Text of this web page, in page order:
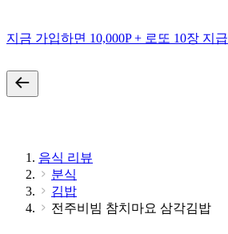
지금 가입하면 10,000P + 로또 10장 지급
음식 리뷰
분식
김밥
전주비빔 참치마요 삼각김밥